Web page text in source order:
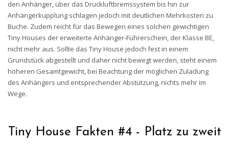
den Anhänger, über das Druckluftbremssystem bis hin zur
Anhängerkupplung schlagen jedoch mit deutlichen Mehrkosten zu
Buche. Zudem reicht für das Bewegen eines solchen gewichtigen
Tiny Houses der erweiterte Anhänger-Führerschein, der Klasse BE,
nicht mehr aus. Sollte das Tiny House jedoch fest in einem
Grundstück abgestellt und daher nicht bewegt werden, steht einem
höheren Gesamtgewicht, bei Beachtung der möglichen Zuladung
des Anhängers und entsprechender Abstützung, nichts mehr im
Wege.
Tiny House Fakten #4 - Platz zu zweit